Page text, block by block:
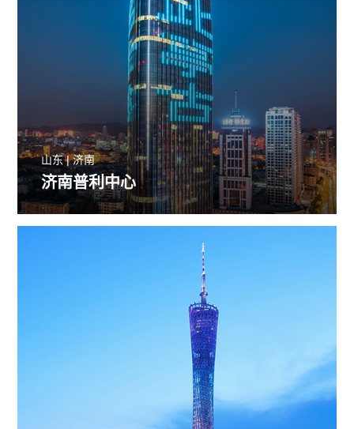
山东 | 济南
济南普利中心